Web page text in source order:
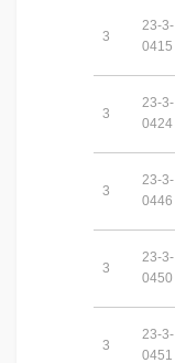
3
23-3-
0415
3
23-3-
0424
3
23-3-
0446
3
23-3-
0450
3
23-3-
0451